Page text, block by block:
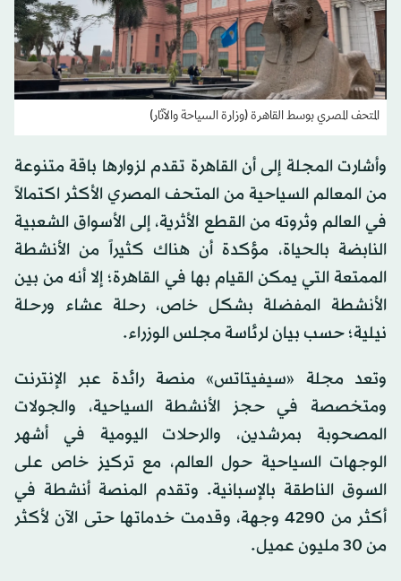
المتحف المصري بوسط القاهرة (وزارة السياحة والآثار)
وأشارت المجلة إلى أن القاهرة تقدم لزوارها باقة متنوعة
من المعالم السياحية من المتحف المصري الأكثر اكتمالاً
في العالم وثروته من القطع الأثرية، إلى الأسواق الشعبية
النابضة بالحياة، مؤكدة أن هناك كثيراً من الأنشطة
الممتعة التي يمكن القيام بها في القاهرة؛ إلا أنه من بين
الأنشطة المفضلة بشكل خاص، رحلة عشاء ورحلة
نيلية؛ حسب بيان لرئاسة مجلس الوزراء.
وتعد مجلة «سيفيتاتس» منصة رائدة عبر الإنترنت
ومتخصصة في حجز الأنشطة السياحية، والجولات
المصحوبة بمرشدين، والرحلات اليومية في أشهر
الوجهات السياحية حول العالم، مع تركيز خاص على
السوق الناطقة بالإسبانية. وتقدم المنصة أنشطة في
أكثر من 4290 وجهة، وقدمت خدماتها حتى الآن لأكثر
من 30 مليون عميل.